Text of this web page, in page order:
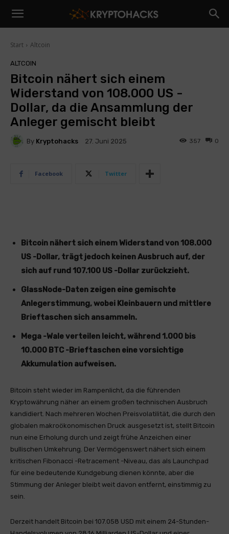
Start Altcoin
ALTCOIN
Bitcoin nähert sich einem
Widerstand von 108.000 US -
Dollar, da die Ansammlung der
Anleger gemischt bleibt
By Kryptohacks 27. Juni 2025 0
357
Facebook Twitter
Bitcoin nähert sich einem Widerstand von 108.000
US -Dollar, trägt jedoch keinen Ausbruch auf, der
sich auf rund 107.100 US -Dollar zurückzieht.
GlassNode-Daten zeigen eine gemischte
Anlegerstimmung, wobei Kleinbauern und mittlere
Brieftaschen sich ansammeln.
Mega -Wale verteilen leicht, während 1.000 bis
10.000 BTC -Brieftaschen eine vorsichtige
Akkumulation aufweisen.
Bitcoin steht wieder im Rampenlicht, da die führenden
Kryptowährung näher an einem großen technischen Ausbruch
kandidiert. Nach mehreren Wochen Preisvolatilität, die durch den
globalen makroökonomischen Druck ausgesetzt ist, stellt Bitcoin
nun eine Erholung durch und zeigt frühe Anzeichen einer
bullischen Umkehrung. Der Vermögenswert nähert sich einem
kritischen Fibonacci -Retracement -Niveau, das als Launchpad
für eine bedeutende Kundgebung dienen könnte, aber die
Stimmung der Anleger bleibt weit davon entfernt, einstimmig zu
sein.
Derzeit handelt Bitcoin bei 107.058 USD mit einem 24-Stunden-